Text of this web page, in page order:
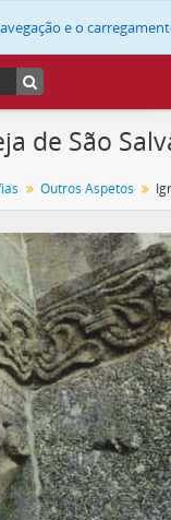
e o
de São
Outros Aspetos